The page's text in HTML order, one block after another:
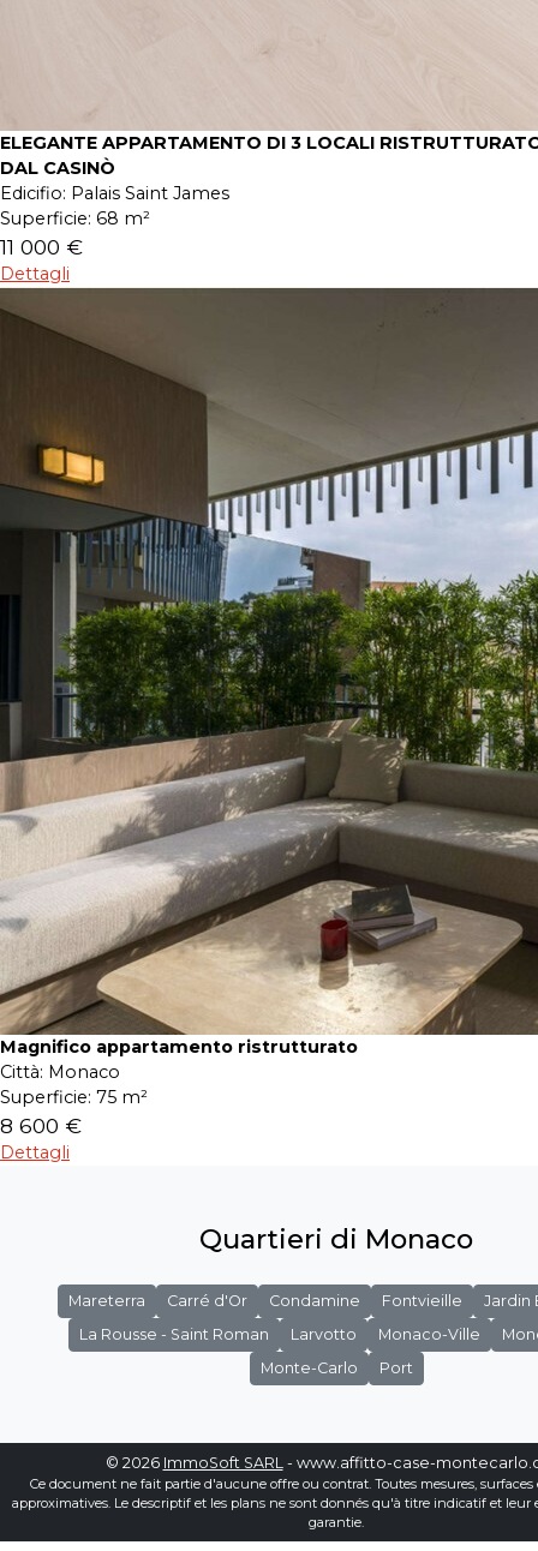
ELEGANTE APPARTAMENTO DI 3 LOCALI
DAL CASINÒ
Edicifio: Palais Saint James
Superficie: 68 m²
11 000 €
Dettagli
Magnifico appartamento ristrutturato
Città: Monaco
Superficie: 75 m²
8 600 €
Dettagli
Quartieri di Monaco
Mareterra Carré d'Or Condamine Fontvieille
Jardin
La Rousse - Saint Roman
Larvotto Monaco-Ville
Monte-Carlo
Port
© 2026 ImmoSoft SARL- www.affitto-case-
Ce document ne fait partie d'aucune offre ou contrat. Toutes mesures, surfaces
approximatives. Le descriptif et les plans ne sont donnés qu'à titre indicatif et leur
garantie.